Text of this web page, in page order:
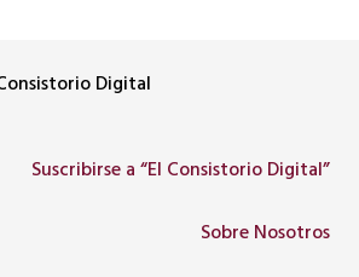
Digital
Suscribirse a “El Consistorio Digital”
Sobre Nosotros